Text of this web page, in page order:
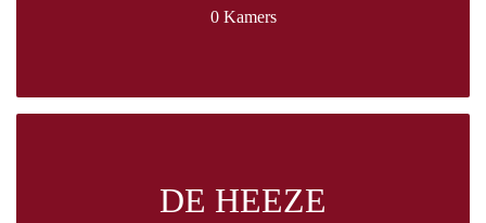
0 Kamers
DE HEEZE